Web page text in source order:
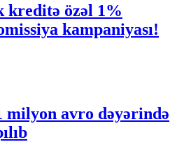
kreditə özəl 1%
kampaniyası!
milyon avro dəyərində